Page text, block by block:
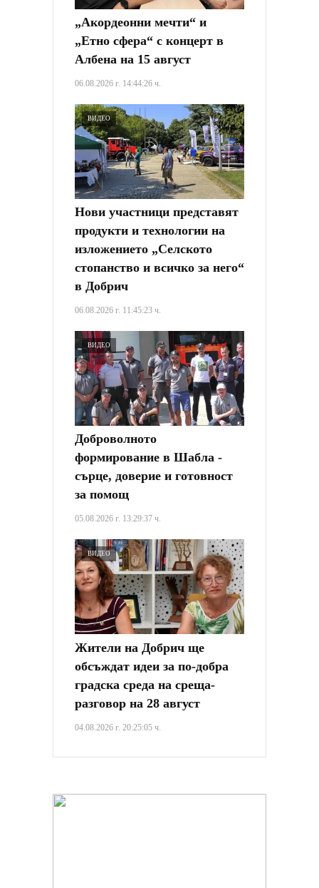
„Акордеонни мечти“ и
„Етно сфера“ с концерт в
Албена на 15 август
06.08.2026 г. 14:44:26 ч.
ВИДЕО
Нови участници представят
продукти и технологии на
изложението „Селското
стопанство и всичко за него“
в Добрич
06.08.2026 г. 11:45:23 ч.
ВИДЕО
Доброволното
формирование в Шабла -
сърце, доверие и готовност
за помощ
05.08.2026 г. 13:29:37 ч.
ВИДЕО
Жители на Добрич ще
обсъждат идеи за по-добра
градска среда на среща-
разговор на 28 август
04.08.2026 г. 20:25:05 ч.